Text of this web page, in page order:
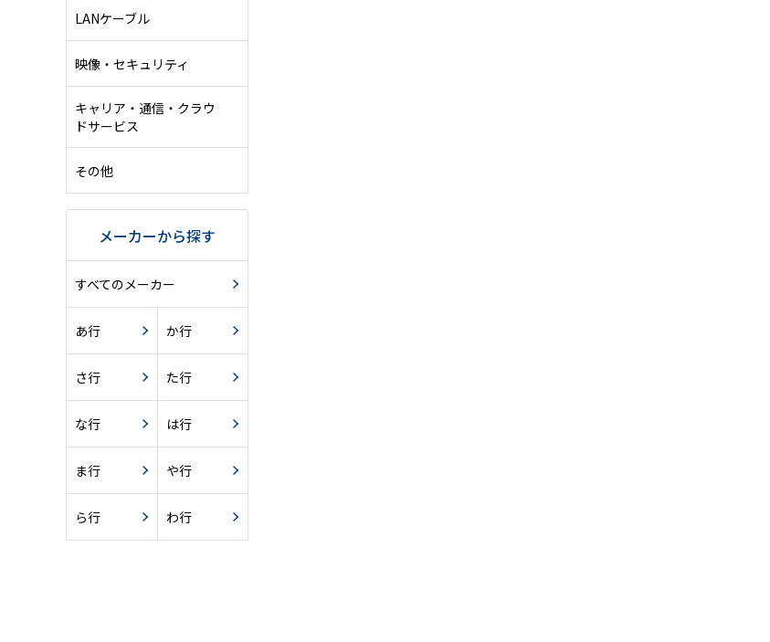
LANケーブル
映像・セキュリティ
キャリア・通信・クラウ
ドサービス
その他
メーカーから探す
すべてのメーカー
あ行 か行
さ行 た行
な行 は行
ま行 や行
ら行 わ行